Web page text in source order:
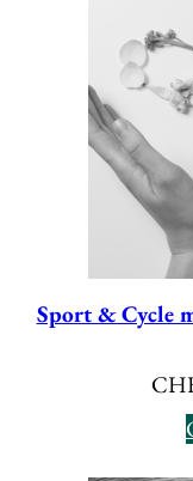
Sport & Cycle